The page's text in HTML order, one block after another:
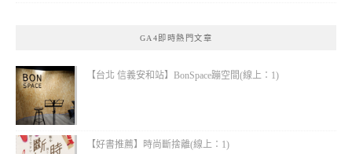
GA4即時熱門文章
【台北 信義安和站】BonSpace蹦空間(線上：1)
【好書推薦】時尚斷捨離(線上：1)